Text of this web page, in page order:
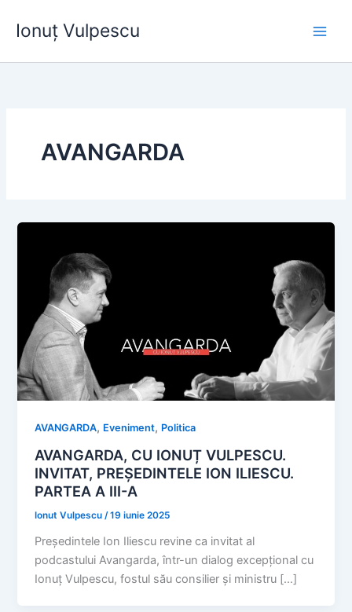
Ionuț Vulpescu
AVANGARDA
AVANGARDA, Eveniment, Politica
AVANGARDA, CU IONUȚ VULPESCU.
INVITAT, PREȘEDINTELE ION ILIESCU.
PARTEA A III-A
Ionut Vulpescu/19 iunie 2025
Președintele Ion Iliescu revine ca invitat al
podcastului Avangarda, într-un dialog excepțional cu
Ionuț Vulpescu, fostul său consilier și ministru […]